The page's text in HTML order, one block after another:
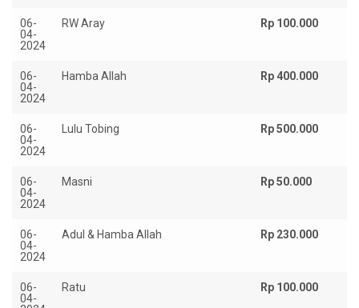
06-
04-
2024
RW Aray Rp 100.000
06-
04-
2024
Hamba Allah Rp 400.000
06-
04-
2024
Lulu Tobing Rp 500.000
06-
04-
2024
Masni Rp 50.000
06-
04-
2024
Adul & Hamba Allah Rp 230.000
06-
04-
Ratu Rp 100.000